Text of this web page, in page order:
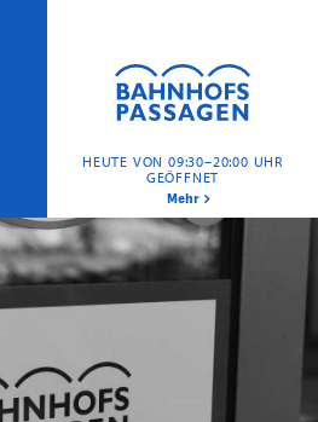
HEUTE VON 09:30–20:00 UHR
GEÖFFNET
Mehr